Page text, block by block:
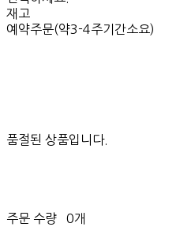
재고
예약주문(약3-4주기간소요)
품절된 상품입니다.
주문 수량
0개